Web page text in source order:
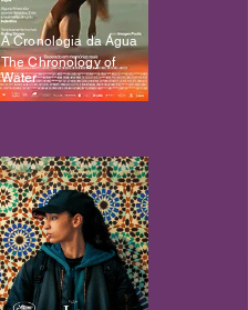
A Cronologia da Água
The Chronology of
Water